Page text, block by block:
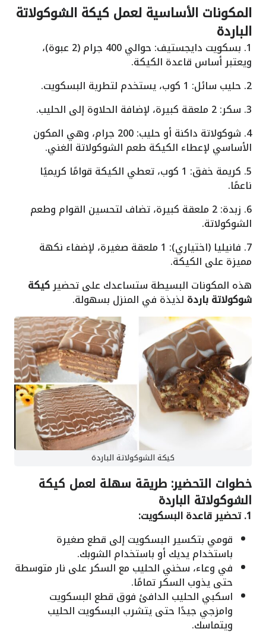
المكونات الأساسية لعمل كيكة الشوكولاتة
الباردة
1. بسكويت دايجستيف: حوالي 400 جرام (2 عبوة)،
ويعتبر أساس قاعدة الكيكة.
2. حليب سائل: 1 كوب، يستخدم لتطرية البسكويت.
3. سكر: 2 ملعقة كبيرة، لإضافة الحلاوة إلى الحليب.
4. شوكولاتة داكنة أو حليب: 200 جرام، وهي المكون
الأساسي لإعطاء الكيكة طعم الشوكولاتة الغني.
5. كريمة خفق: 1 كوب، تعطي الكيكة قوامًا كريميًا
ناعمًا.
6. زبدة: 2 ملعقة كبيرة، تضاف لتحسين القوام وطعم
الشوكولاتة.
7. فانيليا (اختياري): 1 ملعقة صغيرة، لإضفاء نكهة
مميزة على الكيكة.
هذه المكونات البسيطة ستساعدك على تحضيركيكة
شوكولاتة باردة لذيذة في المنزل بسهولة.
كيكة الشوكولاتة الباردة
خطوات التحضير: طريقة سهلة لعمل كيكة
الشوكولاتة الباردة
1. تحضير قاعدة البسكويت:
قومي بتكسير البسكويت إلى قطع صغيرة
باستخدام يديك أو باستخدام الشوبك.
في وعاء، سخني الحليب مع السكر على نار متوسطة
حتى يذوب السكر تمامًا.
اسكبي الحليب الدافئ فوق قطع البسكويت
وامزجي جيدًا حتى يتشرب البسكويت الحليب
ويتماسك.